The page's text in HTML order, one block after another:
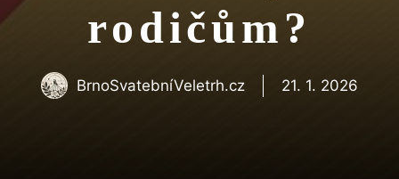
rodičům?
BrnoSvatebníVeletrh.cz 21. 1. 2026